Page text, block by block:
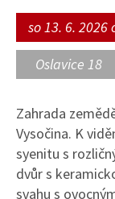
so 13. 6. 2026
Oslavice 18
Zahrada
Vysočina. K
syenitu s
dvůr s
svahu s